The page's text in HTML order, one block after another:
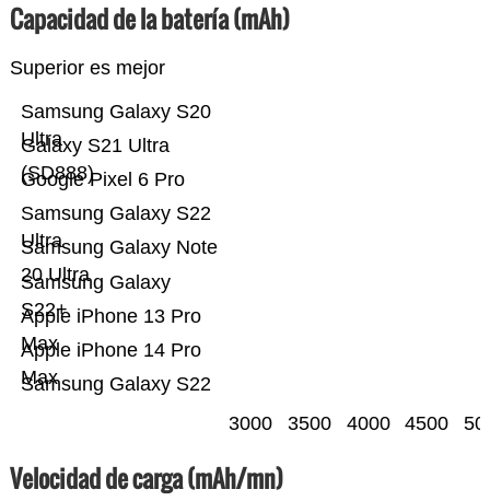
Capacidad de la batería (mAh)
Superior es mejor
Samsung Galaxy S22
Apple iPhone 14 Pro
Max
Apple iPhone 13 Pro
Max
Samsung Galaxy
S22+
Samsung Galaxy Note
20 Ultra
Samsung Galaxy S22
Ultra
Google Pixel 6 Pro
Galaxy S21 Ultra
(SD888)
Samsung Galaxy S20
Ultra
3000 3500 4000 4500
Velocidad de carga (mAh/mn)